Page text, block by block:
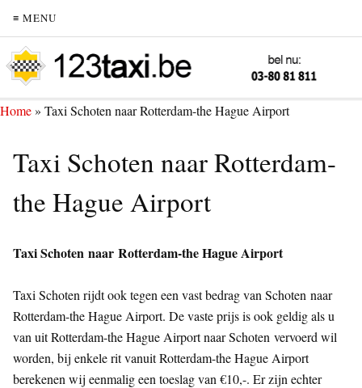
≡ MENU
Home» Taxi Schoten naar Rotterdam-the Hague Airport
Taxi Schoten naar Rotterdam-
the Hague Airport
Taxi Schoten naar Rotterdam-the Hague Airport
Taxi Schoten rijdt ook tegen een vast bedrag van Schoten naar
Rotterdam-the Hague Airport. De vaste prijs is ook geldig als u
van uit Rotterdam-the Hague Airport naar Schoten vervoerd wil
worden, bij enkele rit vanuit Rotterdam-the Hague Airport
berekenen wij eenmalig een toeslag van €10,-. Er zijn echter